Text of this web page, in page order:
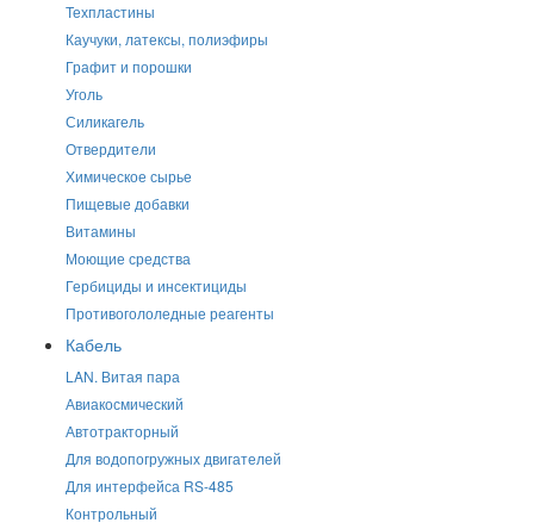
Техпластины
Каучуки, латексы, полиэфиры
Графит и порошки
Уголь
Силикагель
Отвердители
Химическое сырье
Пищевые добавки
Витамины
Моющие средства
Гербициды и инсектициды
Противогололедные реагенты
Кабель
LAN. Витая пара
Авиакосмический
Автотракторный
Для водопогружных двигателей
Для интерфейса RS-485
Контрольный